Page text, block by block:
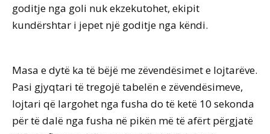
goditje nga goli nuk ekzekutohet, ekipit
kundërshtar i jepet një goditje nga këndi.
Masa e dytë ka të bëjë me zëvendësimet e lojtarëve.
Pasi gjyqtari të tregojë tabelën e zëvendësimeve,
lojtari që largohet nga fusha do të ketë 10 sekonda
për të dalë nga fusha në pikën më të afërt përgjatë